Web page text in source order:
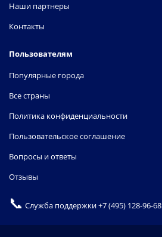
Наши партнеры
Контакты
Пользователям
Популярные города
Все страны
Политика конфиденциальности
Пользовательское соглашение
Вопросы и ответы
Отзывы
📞 Служба поддержки+7 (495) 128-96-68